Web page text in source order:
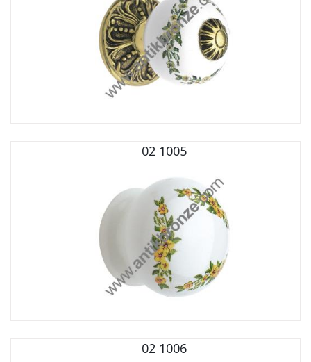
02 1005
02 1006